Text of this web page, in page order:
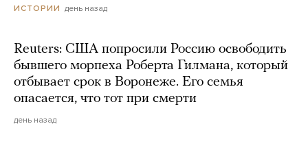
ИСТОРИИ день назад
Reuters: США попросили Россию освободить
бывшего морпеха Роберта Гилмана, который
отбывает срок в Воронеже. Его семья
опасается, что тот при смерти
день назад